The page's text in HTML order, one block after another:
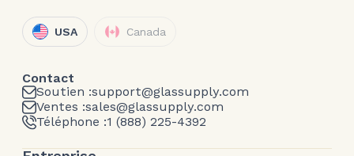
USA Canada
Contact
Soutien :support@glassupply.com
Ventes :sales@glassupply.com
Téléphone :1 (888) 225-4392